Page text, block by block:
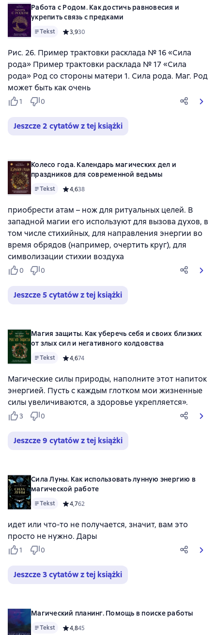
Работа с Родом. Как достичь равновесия и
укрепить связь с предками
Tekst Средний рейтинг 3,9 на основе 30 оценок
3,930
Рис. 26. Пример трактовки расклада № 16 «Сила
рода» Пример трактовки расклада № 17 «Сила
рода» Род со стороны матери 1. Сила рода. Маг. Род
может быть как очень
1 0
Jeszcze 2 cytatów z tej książki
Колесо года. Календарь магических дел и
праздников для современной ведьмы
Tekst Средний рейтинг 4,6 на основе 38 оценок
4,638
приобрести атам – нож для ритуальных целей. В
западной магии его используют для вызова духов, в
том числе стихийных, для направления энергии во
время обрядов (например, очертить круг), для
символизации стихии воздуха
0 0
Jeszcze 5 cytatów z tej książki
Магия защиты. Как уберечь себя и своих близких
от злых сил и негативного колдовства
Tekst Средний рейтинг 4,6 на основе 74 оценок
4,674
Магические силы природы, наполните этот напиток
энергией. Пусть с каждым глотком мои жизненные
силы увеличиваются, а здоровье укрепляется».
3 0
Jeszcze 9 cytatów z tej książki
Сила Луны. Как использовать лунную энергию в
магической работе
Tekst Средний рейтинг 4,7 на основе 62 оценок
4,762
идет или что-то не получается, значит, вам это
просто не нужно. Дары
1 0
Jeszcze 3 cytatów z tej książki
Магический планинг. Помощь в поиске работы
Tekst Средний рейтинг 4,8 на основе 45 оценок
4,845